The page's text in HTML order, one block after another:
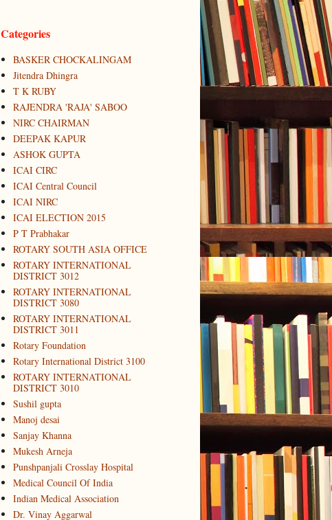
Categories
BASKER CHOCKALINGAM
Jitendra Dhingra
T K RUBY
RAJENDRA 'RAJA' SABOO
NIRC CHAIRMAN
DEEPAK KAPUR
ASHOK GUPTA
ICAI CIRC
ICAI Central Council
ICAI NIRC
ICAI ELECTION 2015
P T Prabhakar
ROTARY SOUTH ASIA OFFICE
ROTARY INTERNATIONAL
DISTRICT 3012
ROTARY INTERNATIONAL
DISTRICT 3080
ROTARY INTERNATIONAL
DISTRICT 3011
Rotary Foundation
Rotary International District 3100
ROTARY INTERNATIONAL
DISTRICT 3010
Sushil gupta
Manoj desai
Sanjay Khanna
Mukesh Arneja
Punshpanjali Crosslay Hospital
Medical Council Of India
Indian Medical Association
Dr. Vinay Aggarwal